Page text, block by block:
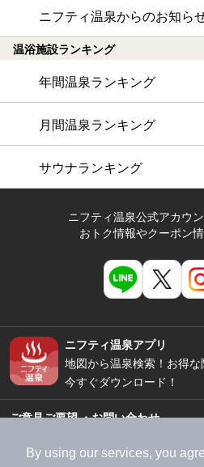
By using our services, you
ニフティ温泉からのお知ら
温浴施設ランキング
年間温泉ランキング
月間温泉ランキング
サウナランキング
ニフティ温泉公式アカウ
おトク情報やクーポン
ニフティ温泉アプリ
地図から温泉検索！お得な
今すぐダウンロード！
ご意見ご要望 ・お問い合わせ